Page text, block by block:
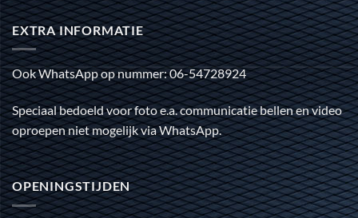
EXTRA INFORMATIE
Ook WhatsApp op nummer: 06-54728924
Speciaal bedoeld voor foto e.a. communicatie bellen en video
oproepen niet mogelijk via WhatsApp.
OPENINGSTIJDEN